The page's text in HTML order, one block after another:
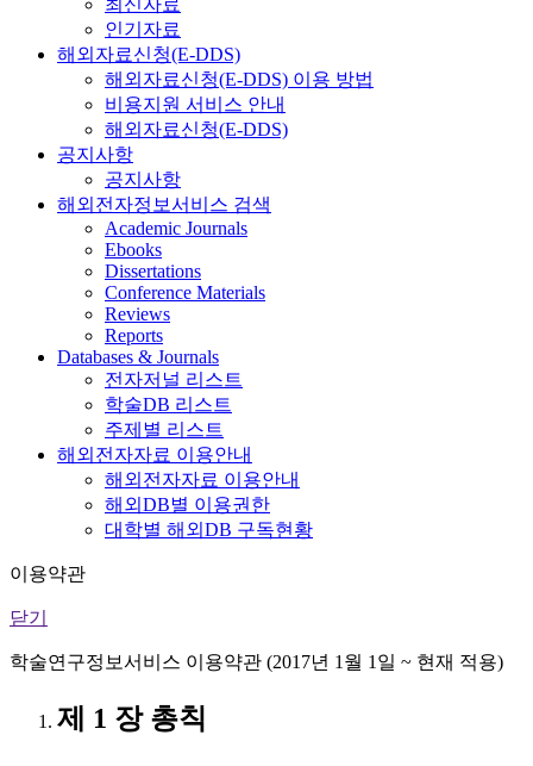
최신자료
인기자료
해외자료신청(E-DDS)
해외자료신청(E-DDS) 이용 방법
비용지원 서비스 안내
해외자료신청(E-DDS)
공지사항
공지사항
해외전자정보서비스 검색
Academic Journals
Ebooks
Dissertations
Conference Materials
Reviews
Reports
Databases & Journals
전자저널 리스트
학술DB 리스트
주제별 리스트
해외전자자료 이용안내
해외전자자료 이용안내
해외DB별 이용권한
대학별 해외DB 구독현황
이용약관
닫기
학술연구정보서비스 이용약관 (2017년 1월 1일 ~ 현재 적용)
제 1 장 총칙